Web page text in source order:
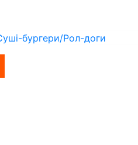
бургери/Рол-доги